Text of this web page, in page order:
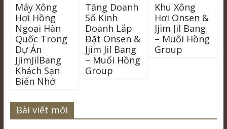
Máy Xông
Hơi Hồng
Ngoại Hàn
Quốc Trong
Dự Án
JjimJilBang
Khách Sạn
Biển Nhớ
Tăng Doanh
Số Kinh
Doanh Lắp
Đặt Onsen &
Jjim Jil Bang
– Muối Hồng
Group
Khu Xông
Hơi Onsen &
Jjim Jil Bang
– Muối Hồng
Group
Bài viết mới